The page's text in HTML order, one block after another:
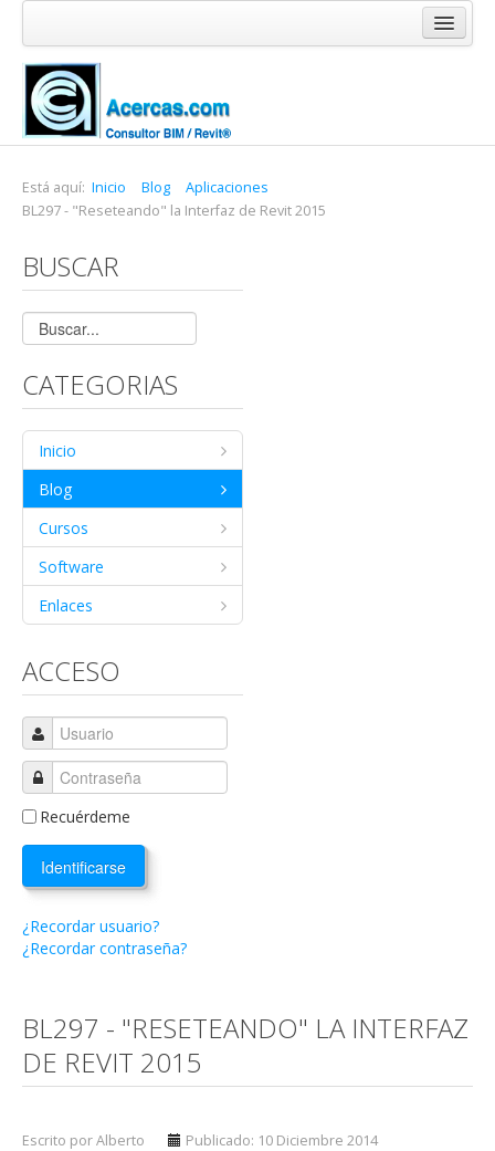
Inicio
Blog
Cursos
Software
Enlaces
Acercas
Está aquí: Inicio Blog
Aplicaciones
BL297 - "Reseteando" la Interfaz de Revit 2015
BUSCAR
CATEGORIAS
Inicio
Blog
Cursos
Software
Enlaces
ACCESO
Recuérdeme
Identificarse
¿Recordar usuario?
¿Recordar contraseña?
BL297 - "RESETEANDO" LA INTERFAZ
DE REVIT 2015
Escrito por Alberto Publicado: 10 Diciembre 2014